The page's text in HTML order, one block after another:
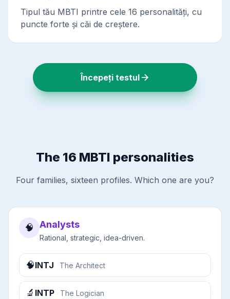
Tipul tău MBTI printre cele 16 personalități, cu
puncte forte și căi de creștere.
Începeți testul
The 16 MBTI personalities
Four families, sixteen profiles. Which one are you?
🧠 Analysts
Rational, strategic, idea-driven.
🧠INTJ The Architect
🔬 INTP The Logician